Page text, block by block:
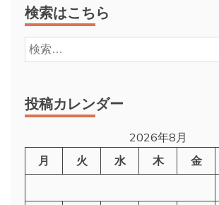
検索はこちら
検
索:
投稿カレンダー
2026年8月
月
火 水 木 金